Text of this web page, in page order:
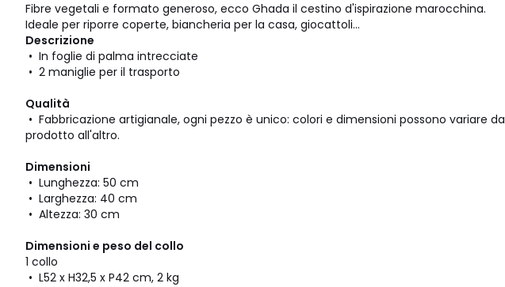
Fibre vegetali e formato generoso, ecco Ghada il cestino d'ispirazione marocchina.
Ideale per riporre coperte, biancheria per la casa, giocattoli...
Descrizione
• In foglie di palma intrecciate
• 2 maniglie per il trasporto
Qualità
• Fabbricazione artigianale, ogni pezzo è unico: colori e dimensioni possono variare da
prodotto all'altro.
Dimensioni
• Lunghezza: 50 cm
• Larghezza: 40 cm
• Altezza: 30 cm
Dimensioni e peso del collo
1 collo
• L52 x H32,5 x P42 cm, 2 kg